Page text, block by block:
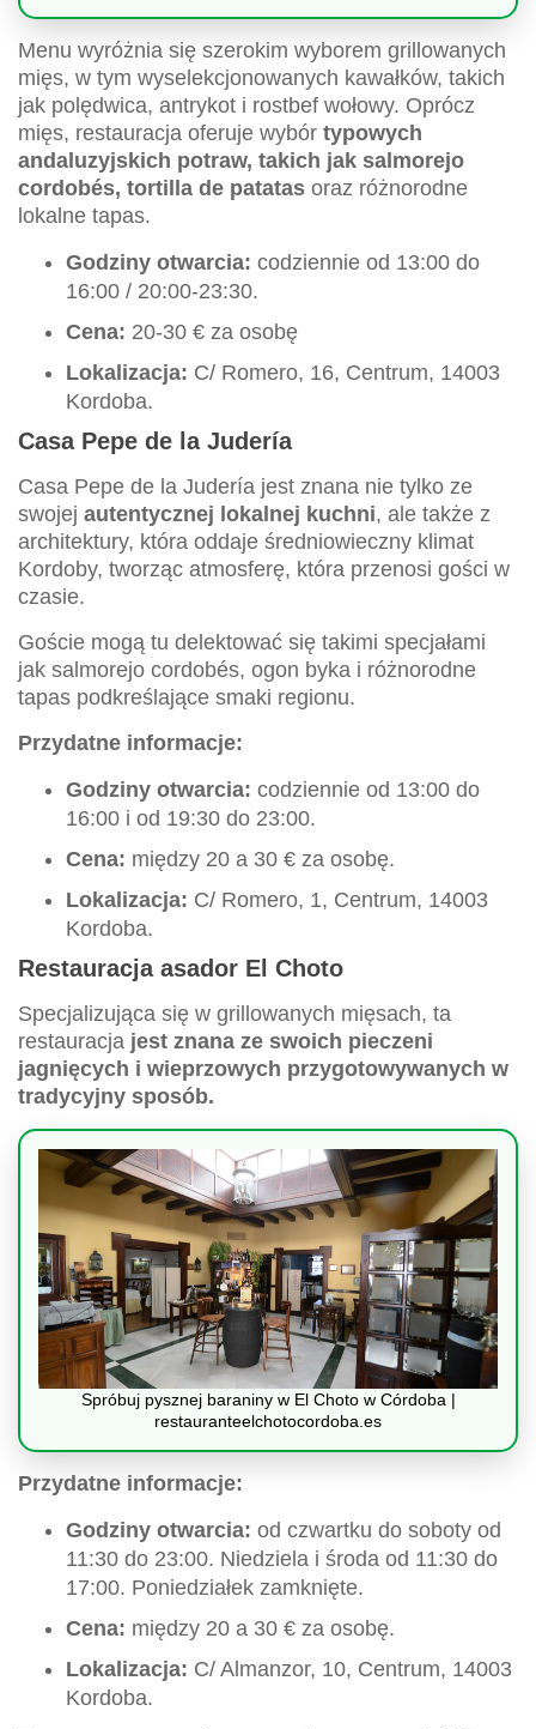
Menu wyróżnia się szerokim wyborem grillowanych
mięs, w tym wyselekcjonowanych kawałków, takich
jak polędwica, antrykot i rostbef wołowy. Oprócz
mięs, restauracja oferuje wybór typowych
andaluzyjskich potraw, takich jak salmorejo
cordobés, tortilla de patatas oraz różnorodne
lokalne tapas.
Godziny otwarcia: codziennie od 13:00 do
16:00 / 20:00-23:30.
Cena: 20-30 € za osobę
Lokalizacja: C/ Romero, 16, Centrum, 14003
Kordoba.
Casa Pepe de la Judería
Casa Pepe de la Judería jest znana nie tylko ze
swojej autentycznej lokalnej kuchni, ale także z
architektury, która oddaje średniowieczny klimat
Kordoby, tworząc atmosferę, która przenosi gości w
czasie.
Goście mogą tu delektować się takimi specjałami
jak salmorejo cordobés, ogon byka i różnorodne
tapas podkreślające smaki regionu.
Przydatne informacje:
Godziny otwarcia: codziennie od 13:00 do
16:00 i od 19:30 do 23:00.
Cena: między 20 a 30 € za osobę.
Lokalizacja: C/ Romero, 1, Centrum, 14003
Kordoba.
Restauracja asador El Choto
Specjalizująca się w grillowanych mięsach, ta
restauracja jest znana ze swoich pieczeni
jagnięcych i wieprzowych przygotowywanych w
tradycyjny sposób.
Spróbuj pysznej baraniny w El Choto w Córdoba |
restauranteelchotocordoba.es
Przydatne informacje:
Godziny otwarcia: od czwartku do soboty od
11:30 do 23:00. Niedziela i środa od 11:30 do
17:00. Poniedziałek zamknięte.
Cena: między 20 a 30 € za osobę.
Lokalizacja: C/ Almanzor, 10, Centrum, 14003
Kordoba.